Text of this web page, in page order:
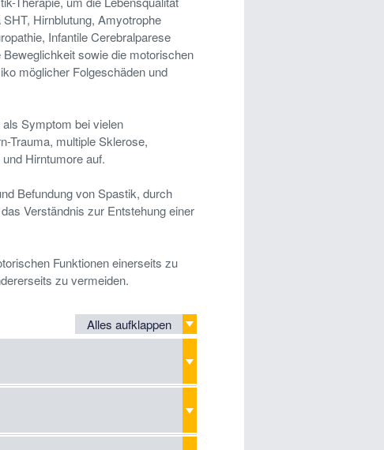
Hirnblutung, Amyotrophe
Infantile Cerebralparese
sowie die motorischen
möglicher Folgeschäden und
Symptom bei vielen
Trauma, multiple Sklerose,
Hirntumore auf.
Befundung von Spastik, durch
Verständnis zur Entstehung einer
Funktionen einerseits zu
zu vermeiden.
Alles aufklappen